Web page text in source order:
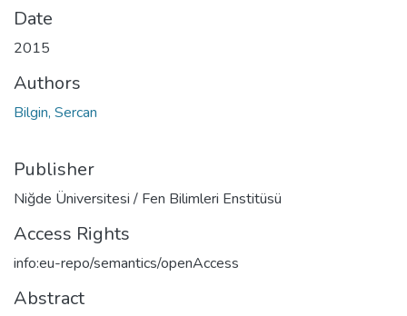
Date
2015
Authors
Bilgin, Sercan
Publisher
Niğde Üniversitesi / Fen Bilimleri Enstitüsü
Access Rights
info:eu-repo/semantics/openAccess
Abstract